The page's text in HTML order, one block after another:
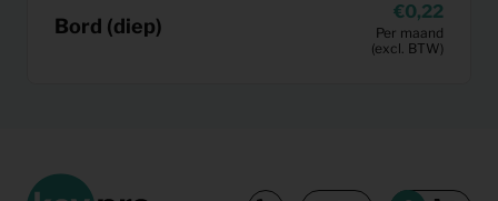
Bord (diep)
0,22
Per maand
(excl. BTW)